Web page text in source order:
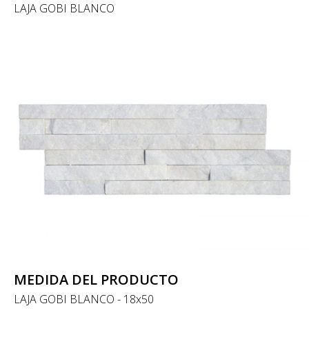
LAJA GOBI BLANCO
MEDIDA DEL PRODUCTO
LAJA GOBI BLANCO - 18x50